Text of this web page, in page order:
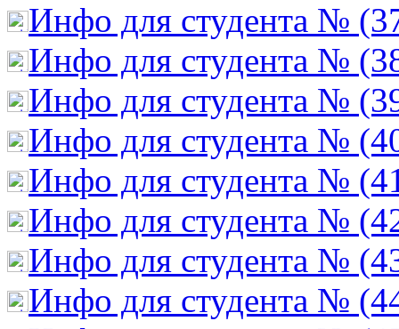
Инфо для студента №
Инфо для студента №
Инфо для студента №
Инфо для студента №
Инфо для студента №
Инфо для студента №
Инфо для студента №
Инфо для студента №